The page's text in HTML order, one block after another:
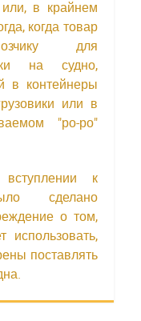
в крайнем
когда товар
для
на судно,
в контейнеры
или в
"ро-ро"
к
сделано
о том,
использовать,
поставлять